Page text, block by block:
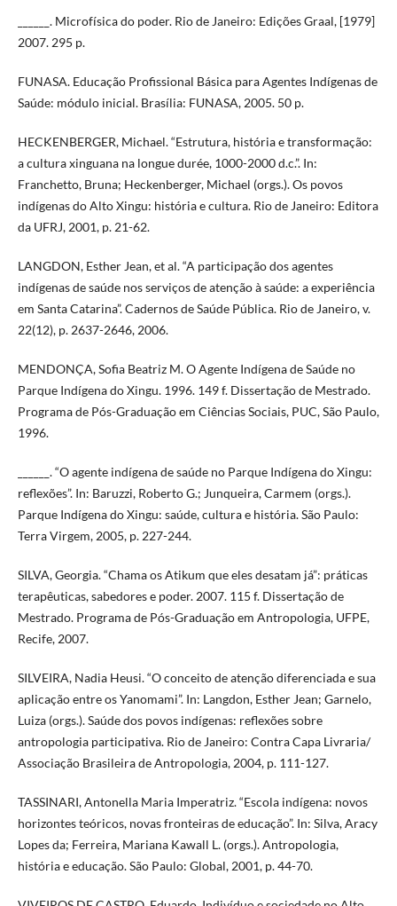
______. Microfísica do poder. Rio de Janeiro: Edições Graal, [1979]
2007. 295 p.
FUNASA. Educação Profissional Básica para Agentes Indígenas de
Saúde: módulo inicial. Brasília: FUNASA, 2005. 50 p.
HECKENBERGER, Michael. “Estrutura, história e transformação:
a cultura xinguana na longue durée, 1000-2000 d.c.”. In:
Franchetto, Bruna; Heckenberger, Michael (orgs.). Os povos
indígenas do Alto Xingu: história e cultura. Rio de Janeiro: Editora
da UFRJ, 2001, p. 21-62.
LANGDON, Esther Jean, et al. “A participação dos agentes
indígenas de saúde nos serviços de atenção à saúde: a experiência
em Santa Catarina”. Cadernos de Saúde Pública. Rio de Janeiro, v.
22(12), p. 2637-2646, 2006.
MENDONÇA, Sofia Beatriz M. O Agente Indígena de Saúde no
Parque Indígena do Xingu. 1996. 149 f. Dissertação de Mestrado.
Programa de Pós-Graduação em Ciências Sociais, PUC, São Paulo,
1996.
______. “O agente indígena de saúde no Parque Indígena do Xingu:
reflexões”. In: Baruzzi, Roberto G.; Junqueira, Carmem (orgs.).
Parque Indígena do Xingu: saúde, cultura e história. São Paulo:
Terra Virgem, 2005, p. 227-244.
SILVA, Georgia. “Chama os Atikum que eles desatam já”: práticas
terapêuticas, sabedores e poder. 2007. 115 f. Dissertação de
Mestrado. Programa de Pós-Graduação em Antropologia, UFPE,
Recife, 2007.
SILVEIRA, Nadia Heusi. “O conceito de atenção diferenciada e sua
aplicação entre os Yanomami”. In: Langdon, Esther Jean; Garnelo,
Luiza (orgs.). Saúde dos povos indígenas: reflexões sobre
antropologia participativa. Rio de Janeiro: Contra Capa Livraria/
Associação Brasileira de Antropologia, 2004, p. 111-127.
TASSINARI, Antonella Maria Imperatriz. “Escola indígena: novos
horizontes teóricos, novas fronteiras de educação”. In: Silva, Aracy
Lopes da; Ferreira, Mariana Kawall L. (orgs.). Antropologia,
história e educação. São Paulo: Global, 2001, p. 44-70.